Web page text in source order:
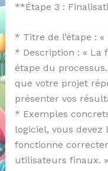
**Étape 3 :
* Titre de l’étape :
* Description : « La
étape du
que votre projet
présenter vos
* Exemples
logiciel, vous devez
fonctionne
utilisateurs finaux. »